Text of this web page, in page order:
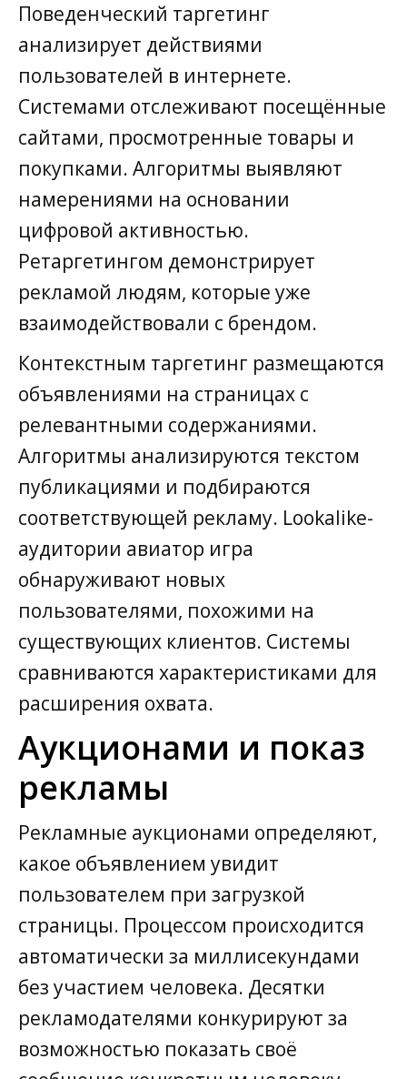
Поведенческий таргетинг
анализирует действиями
пользователей в интернете.
Системами отслеживают посещённые
сайтами, просмотренные товары и
покупками. Алгоритмы выявляют
намерениями на основании
цифровой активностью.
Ретаргетингом демонстрирует
рекламой людям, которые уже
взаимодействовали с брендом.
Контекстным таргетинг размещаются
объявлениями на страницах с
релевантными содержаниями.
Алгоритмы анализируются текстом
публикациями и подбираются
соответствующей рекламу. Lookalike-
аудитории авиатор игра
обнаруживают новых
пользователями, похожими на
существующих клиентов. Системы
сравниваются характеристиками для
расширения охвата.
Аукционами и показ
рекламы
Рекламные аукционами определяют,
какое объявлением увидит
пользователем при загрузкой
страницы. Процессом происходится
автоматически за миллисекундами
без участием человека. Десятки
рекламодателями конкурируют за
возможностью показать своё